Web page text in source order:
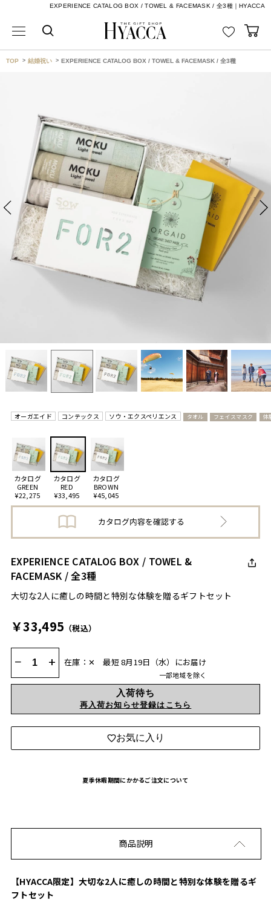
EXPERIENCE CATALOG BOX / TOWEL & FACEMASK / 全3種｜HYACCA
TOP 結婚祝い EXPERIENCE CATALOG BOX / TOWEL & FACEMASK / 全3種
オーガエイド コンテックス ソウ・エクスペリエンス タオル フェイスマスク 体
カタログ
GREEN
¥22,275
カタログ
RED
¥33,495
カタログ
BROWN
¥45,045
EXPERIENCE CATALOG BOX / TOWEL &
FACEMASK / 全3種
大切な2人に癒しの時間と特別な体験を贈るギフトセット
￥33,495 （税込）
− + 在庫：✕ 最短 8月19日（水）にお届け
一部地域を除く
入荷待ち
再入荷お知らせ登録はこちら
お気に入り
夏季休暇期間にかかるご注文について
商品説明
【HYACCA限定】大切な2人に癒しの時間と特別な体験を贈るギ
フトセット